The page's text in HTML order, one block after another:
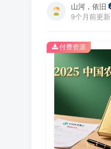
山河，依旧
9个月前更新
付费资源